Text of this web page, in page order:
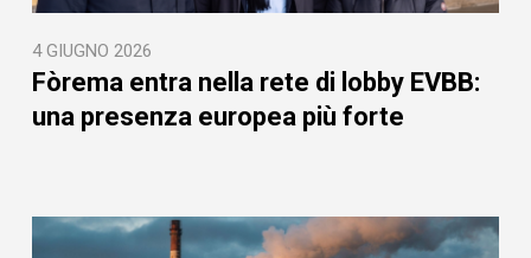
4 GIUGNO 2026
Fòrema entra nella rete di lobby EVBB:
una presenza europea più forte